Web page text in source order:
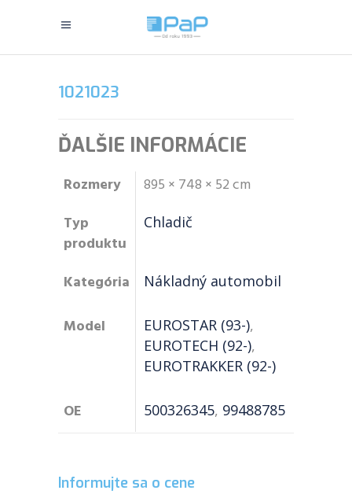
1021023
ĎALŠIE INFORMÁCIE
Rozmery
895 × 748 × 52 cm
Typ
produktu
Chladič
Kategória Nákladný automobil
Model EUROSTAR (93-),
EUROTECH (92-),
EUROTRAKKER (92-)
OE 500326345, 99488785
Informujte sa o cene